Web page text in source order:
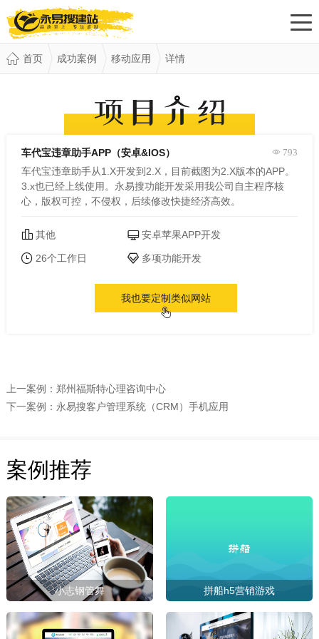
首页 成功案例 移动应用 详情
车代宝违章助手APP（安卓&IOS） 793
车代宝违章助手从1.X开发到2.X，目前截图为2.X版本的APP。
3.x也已经上线使用。永易搜功能开发采用我公司自主程序核
心，版权可控，不侵权，后续修改快捷经济高效。
其他
26个工作日
安卓苹果APP开发
多项功能开发
我也要定制类似网站
上一案例： 郑州福斯特心理咨询中心
下一案例： 永易搜客户管理系统（CRM）手机应用
案例推荐
小志钢管舞 拼船h5营销游戏